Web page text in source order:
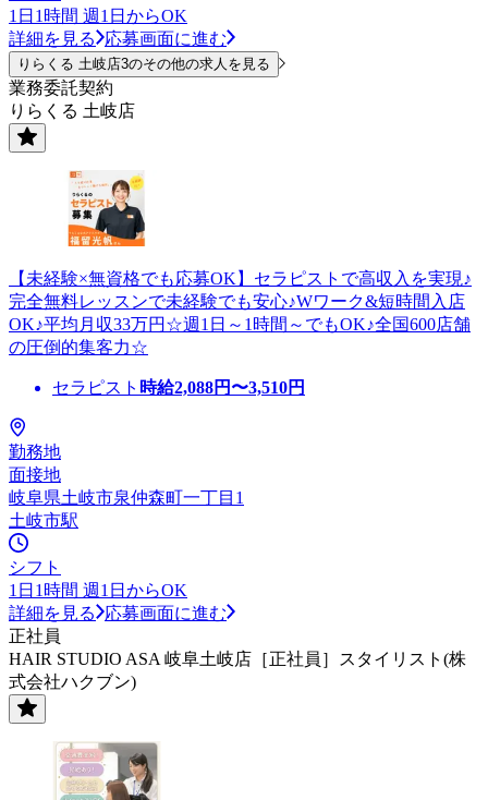
1日1時間 週1日からOK
詳細を見る
応募画面に進む
りらくる 土岐店3のその他の求人を見る
業務委託契約
りらくる 土岐店
【未経験×無資格でも応募OK】セラピストで高収入を実現♪
完全無料レッスンで未経験でも安心♪Wワーク&短時間入店
OK♪平均月収33万円☆週1日～1時間～でもOK♪全国600店舗
の圧倒的集客力☆
セラピスト 時給2,088円〜3,510円
勤務地
面接地
岐阜県土岐市泉仲森町一丁目1
土岐市駅
シフト
1日1時間 週1日からOK
詳細を見る
応募画面に進む
正社員
HAIR STUDIO ASA 岐阜土岐店［正社員］スタイリスト(株
式会社ハクブン)